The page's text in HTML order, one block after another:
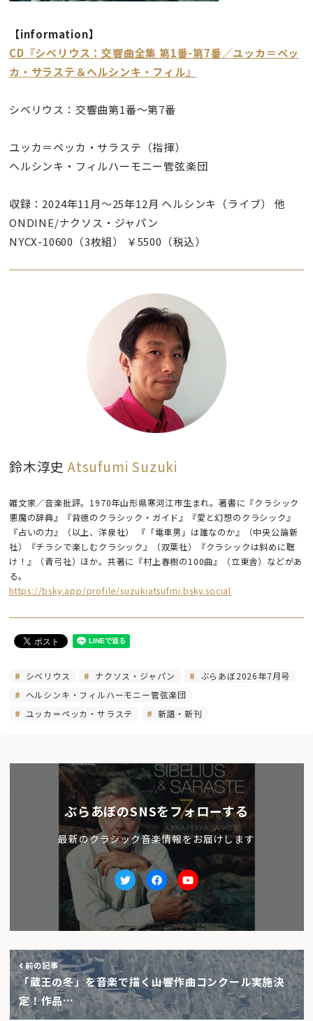
【information】
CD『シベリウス：交響曲全集 第1番-第7番／ユッカ＝ペッ
カ・サラステ＆ヘルシンキ・フィル』
シベリウス：交響曲第1番～第7番
ユッカ＝ペッカ・サラステ（指揮）
ヘルシンキ・フィルハーモニー管弦楽団
収録：2024年11月～25年12月 ヘルシンキ（ライブ） 他
ONDINE/ナクソス・ジャパン
NYCX-10600（3枚組） ￥5500（税込）
鈴木淳史 Atsufumi Suzuki
雑文家／音楽批評。1970年山形県寒河江市生まれ。著書に『クラシック
悪魔の辞典』『背徳のクラシック・ガイド』『愛と幻想のクラシック』
『占いの力』（以上、洋泉社） 『「電車男」は誰なのか』（中央公論新
社）『チラシで楽しむクラシック』（双葉社）『クラシックは斜めに聴
け！』（青弓社）ほか。共著に『村上春樹の100曲』（立東舎）などがあ
る。
https://bsky.app/profile/suzukiatsufmi.bsky.social
シベリウス ナクソス・ジャパン
ぶらあぼ2026年7月号
ヘルシンキ・フィルハーモニー管弦楽団
ユッカ＝ペッカ・サラステ
新譜・新刊
ぶらあぼのSNSをフォローする
最新のクラシック音楽情報をお届けします
TwitterfacebookYoutube
前の記事
「蔵王の冬」を音楽で描く――山響作曲コンクール実施決
定！作品…